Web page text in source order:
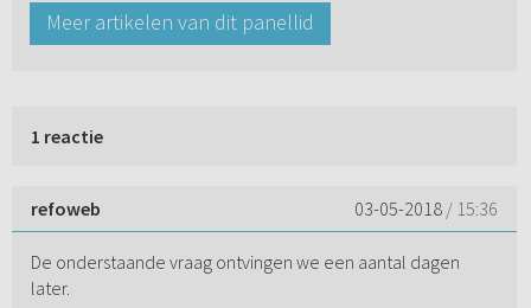
Meer artikelen van dit panellid
1 reactie
refoweb 03-05-2018 / 15:36
De onderstaande vraag ontvingen we een aantal dagen
later.